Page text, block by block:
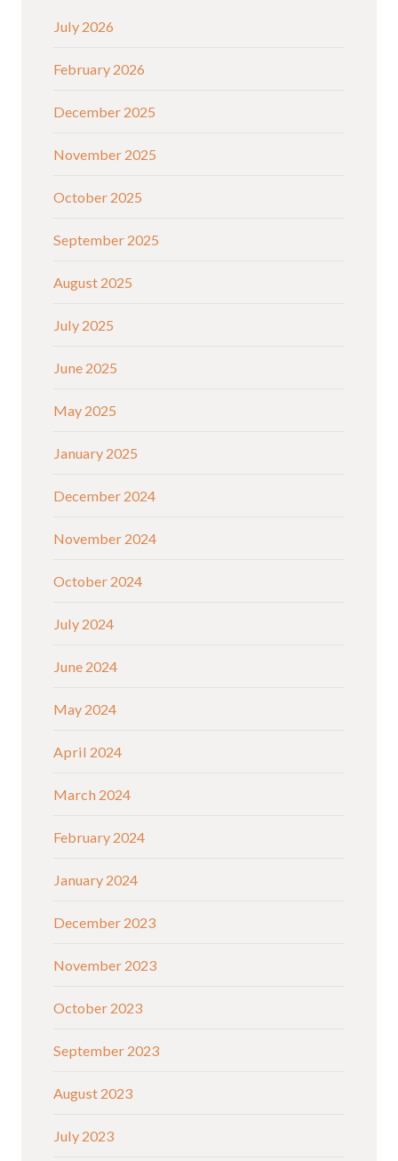
July 2026
February 2026
December 2025
November 2025
October 2025
September 2025
August 2025
July 2025
June 2025
May 2025
January 2025
December 2024
November 2024
October 2024
July 2024
June 2024
May 2024
April 2024
March 2024
February 2024
January 2024
December 2023
November 2023
October 2023
September 2023
August 2023
July 2023